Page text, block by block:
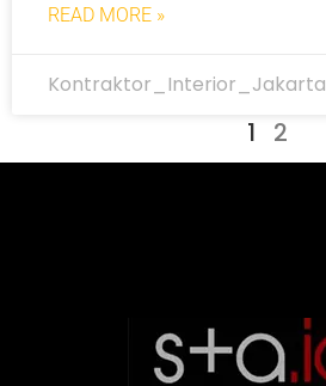
READ MORE »
Kontraktor_Interior_Jakarta
1 2